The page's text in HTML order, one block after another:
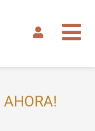
AHORA!